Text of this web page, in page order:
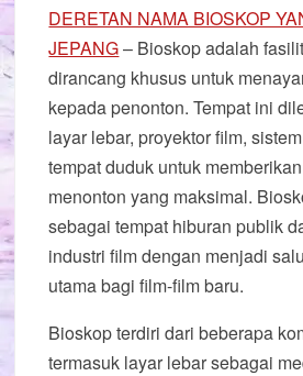
DERETAN NAMA BIOSKOP
JEPANG– Bioskop adalah
dirancang khusus untuk
kepada penonton. Tempat ini
layar lebar, proyektor film,
tempat duduk untuk
menonton yang maksimal.
sebagai tempat hiburan publik
industri film dengan menjadi
utama bagi film-film baru.
Bioskop terdiri dari beberapa
termasuk layar lebar sebagai